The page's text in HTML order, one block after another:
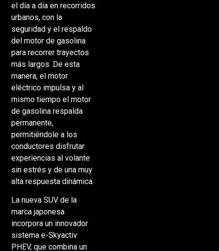
el día a día en recorridos
urbanos, con la
seguridad y el respaldo
del motor de gasolina
para recorrer trayectos
más largos. De esta
manera, el motor
eléctrico impulsa y al
mismo tiempo el motor
de gasolina respalda
permanente,
permitiéndole a los
conductores disfrutar
experiencias al volante
sin estrés y de una muy
alta respuesta dinámica.
La nueva SUV de la
marca japonesa
incorpora un innovador
sistema e-Skyactiv
PHEV, que combina un